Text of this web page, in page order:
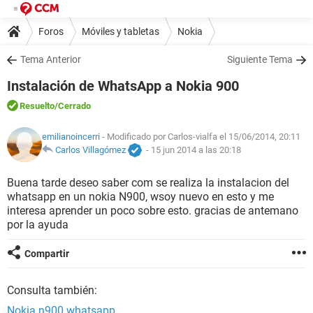
Foros Móviles y tabletas Nokia
Tema Anterior Siguiente Tema
Instalación de WhatsApp a Nokia 900
Resuelto/Cerrado
emilianoincerri - Modificado por Carlos-vialfa el 15/06/2014, 20:11
Carlos Villagómez
- 15 jun 2014 a las 20:18
Buena tarde deseo saber com se realiza la instalacion del
whatsapp en un nokia N900, wsoy nuevo en esto y me
interesa aprender un poco sobre esto. gracias de antemano
por la ayuda
Compartir
Consulta también: